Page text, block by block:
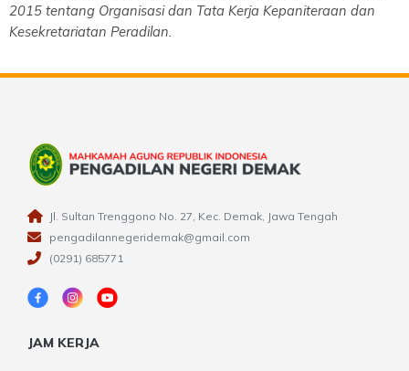
2015 tentang Organisasi dan Tata Kerja Kepaniteraan dan
Kesekretariatan Peradilan.
Jl. Sultan Trenggono No. 27, Kec. Demak, Jawa Tengah
pengadilannegeridemak@gmail.com
(0291) 685771
JAM KERJA